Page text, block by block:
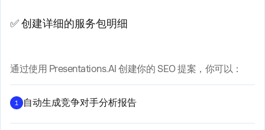
✅ 创建详细的服务包明细
通过使用 Presentations.AI 创建你的 SEO 提案，你可以：
1 自动生成竞争对手分析报告